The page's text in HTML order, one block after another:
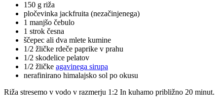
150 g riža
pločevinka jackfruita (nezačinjenega)
1 manjšo čebulo
1 strok česna
ščepec ali dva mlete kumine
1/2 žličke rdeče paprike v prahu
1/2 skodelice pelatov
1/2 žličke agavinega sirupa
nerafinirano himalajsko sol po okusu
Riža stresemo v vodo v razmerju 1:2 In kuhamo približno 20 minut.